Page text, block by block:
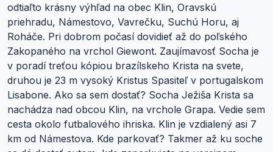
odtiaľto krásny výhľad na obec Klin, Oravskú
priehradu, Námestovo, Vavrečku, Suchú Horu, aj
Roháče. Pri dobrom počasí dovidieť až do poľského
Zakopaného na vrchol Giewont. Zaujímavosť Socha je
v poradí treťou kópiou brazílskeho Krista na svete,
druhou je 23 m vysoký Kristus Spasiteľ v portugalskom
Lisabone. Ako sa sem dostať? Socha Ježiša Krista sa
nachádza nad obcou Klin, na vrchole Grapa. Vedie sem
cesta okolo futbalového ihriska. Klin je vzdialený asi 7
km od Námestova. Kde parkovať? Takmer až ku soche